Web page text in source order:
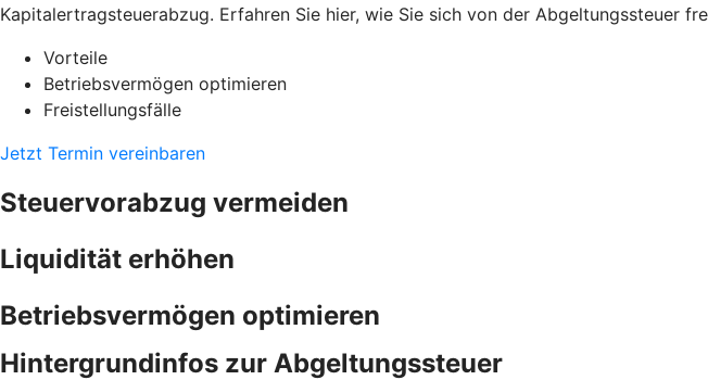
Kapitalertragsteuerabzug. Erfahren Sie hier, wie Sie sich von der Abgeltungssteuer
Vorteile
Betriebsvermögen optimieren
Freistellungsfälle
Jetzt Termin vereinbaren
Steuervorabzug vermeiden
Liquidität erhöhen
Betriebsvermögen optimieren
Hintergrundinfos zur Abgeltungssteuer